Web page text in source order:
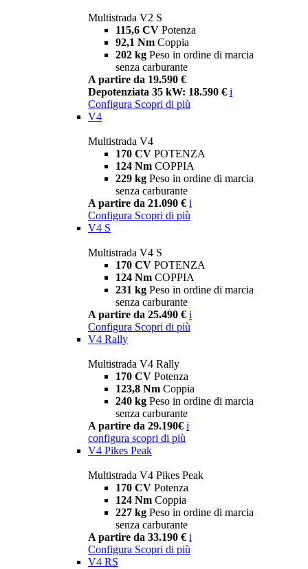
Multistrada V2 S
115,6 CV Potenza
92,1 Nm Coppia
202 kg Peso in ordine di marcia
senza carburante
A partire da 19.590 €
Depotenziata 35 kW: 18.590 € i
Configura Scopri di più
V4
Multistrada V4
170 CV POTENZA
124 Nm COPPIA
229 kg Peso in ordine di marcia
senza carburante
A partire da 21.090 € i
Configura Scopri di più
V4 S
Multistrada V4 S
170 CV POTENZA
124 Nm COPPIA
231 kg Peso in ordine di marcia
senza carburante
A partire da 25.490 € i
Configura Scopri di più
V4 Rally
Multistrada V4 Rally
170 CV Potenza
123,8 Nm Coppia
240 kg Peso in ordine di marcia
senza carburante
A partire da 29.190€ i
configura scopri di più
V4 Pikes Peak
Multistrada V4 Pikes Peak
170 CV Potenza
124 Nm Coppia
227 kg Peso in ordine di marcia
senza carburante
A partire da 33.190 € i
Configura Scopri di più
V4 RS